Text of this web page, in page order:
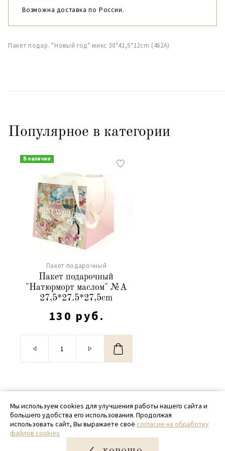
Возможна доставка по России.
Пакет подар. "Новый год" микс 30*41,5*12cm (462А)
Популярное в категории
В наличии
Пакет подарочный
Пакет подарочный
"Натюрморт маслом" №А
27,5*27.5*27,5cm
130 руб.
© 2020 - 2026 SamPack
+ 7 (918) 699-97-87
zakaz@sampack.store
Мы используем cookies для улучшения работы нашего сайта и
большего удобства его использования. Продолжая
использовать сайт, Вы выражаете своё согласие на обработку
файлов cookies